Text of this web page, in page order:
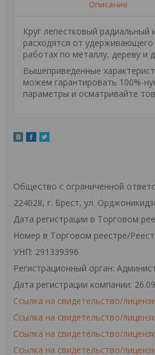
Описание
Круг лепестковый
расходятся от
работах по металлу, дереву и
Вышеприведенные
можем гарантировать 100%-
параметры и осматривайте
Общество с ограниченной
224028, г. Брест, ул.
Дата регистрации в Торговом
Номер в Торговом реестре/
УНП: 291339396
Регистрационный орган:
Дата регистрации компании:
Ссылка на свидетельство/
Ссылка на свидетельство/
Ссылка на свидетельство/
Ссылка на свидетельство/